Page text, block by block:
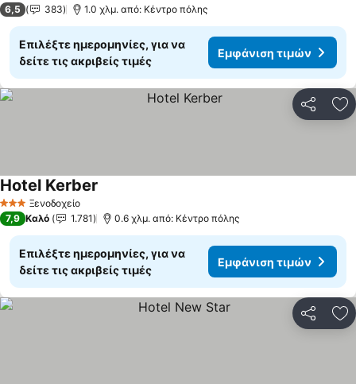
6,5
383 1.0 χλμ. από: Κέντρο πόλης
Επιλέξτε ημερομηνίες, για να
δείτε τις ακριβείς τιμές
Εμφάνιση τιμών
3 ΑστέριαΞενοδοχείο
Hotel Kerber
7,9 Καλό 1.781 0.6 χλμ. από: Κέντρο πόλης
Επιλέξτε ημερομηνίες, για να
δείτε τις ακριβείς τιμές
Εμφάνιση τιμών